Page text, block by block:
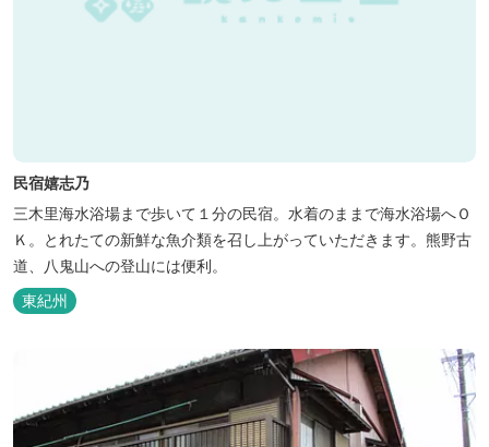
民宿嬉志乃
三木里海水浴場まで歩いて１分の民宿。水着のままで海水浴場へＯ
Ｋ。とれたての新鮮な魚介類を召し上がっていただきます。熊野古
道、八鬼山への登山には便利。
東紀州